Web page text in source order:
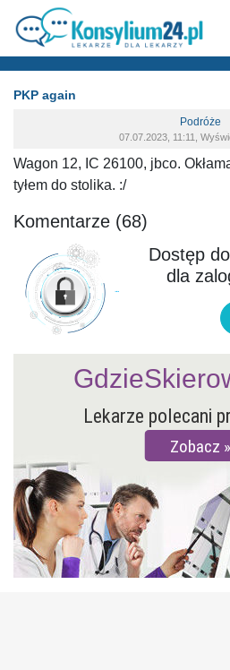
PKP again
Podróże
07.07.2023, 11:11,
Wagon 12, IC 26100, jbco.
tyłem do stolika. :/
Komentarze (68)
Dostęp
dla
Lekarze polecani
Zobacz